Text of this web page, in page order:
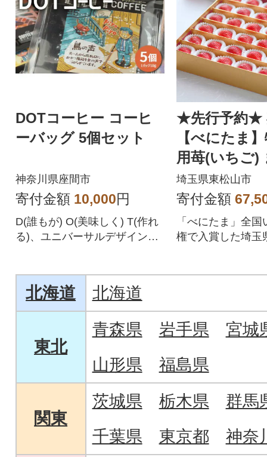
DOTコーヒー コーヒ
ーバッグ 5個セット
神奈川県座間市
寄付金額 10,000円
D(誰もが) O(美味しく) T(作れ
る)、ユニバーサルデザインな
★先行予約★
【べにたま
用苺(いちご)
ろ 煌 1箱
埼玉県東松山市
寄付金額
「べにたま」全
権で入賞した埼玉
北海道 北海道
東北
青森県 岩手県
宮城
山形県
福島県
関東
茨城県 栃木県
群馬
千葉県
東京都 神奈